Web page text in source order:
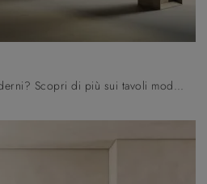
Vuoi completare spazi moderni? Scopri di più sui tavoli moderni fissi: il modello da pranzo Fill ti sta aspettando.